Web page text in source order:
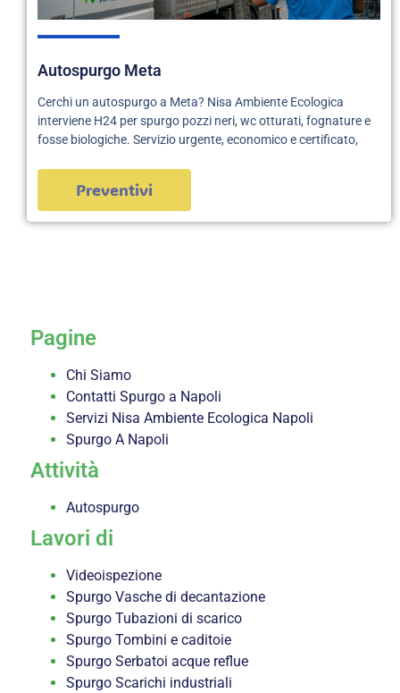
Autospurgo Meta
Cerchi un autospurgo a Meta? Nisa Ambiente Ecologica
interviene H24 per spurgo pozzi neri, wc otturati, fognature e
fosse biologiche. Servizio urgente, economico e certificato,
Preventivi
Pagine
Chi Siamo
Contatti Spurgo a Napoli
Servizi Nisa Ambiente Ecologica Napoli
Spurgo A Napoli
Attività
Autospurgo
Lavori di
Videoispezione
Spurgo Vasche di decantazione
Spurgo Tubazioni di scarico
Spurgo Tombini e caditoie
Spurgo Serbatoi acque reflue
Spurgo Scarichi industriali